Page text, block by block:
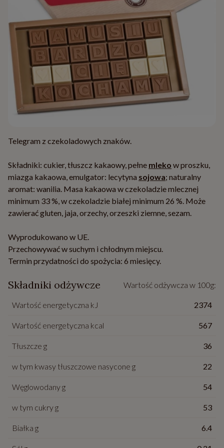
Telegram z czekoladowych znaków.
Składniki: cukier, tłuszcz kakaowy, pełne mleko w proszku,
miazga kakaowa, emulgator: lecytyna sojowa; naturalny
aromat: wanilia. Masa kakaowa w czekoladzie mlecznej
minimum 33 %, w czekoladzie białej minimum 26 %. Może
zawierać gluten, jaja, orzechy, orzeszki ziemne, sezam.
Wyprodukowano w UE.
Przechowywać w suchym i chłodnym miejscu.
Termin przydatności do spożycia: 6 miesięcy.
Składniki odżywcze Wartość odżywcza w 100g:
Wartość energetyczna kJ 2374
Wartość energetyczna kcal 567
Tłuszcze g 36
w tym kwasy tłuszczowe nasycone g 22
Węglowodany g 54
w tym cukry g 53
Białka g 6.4